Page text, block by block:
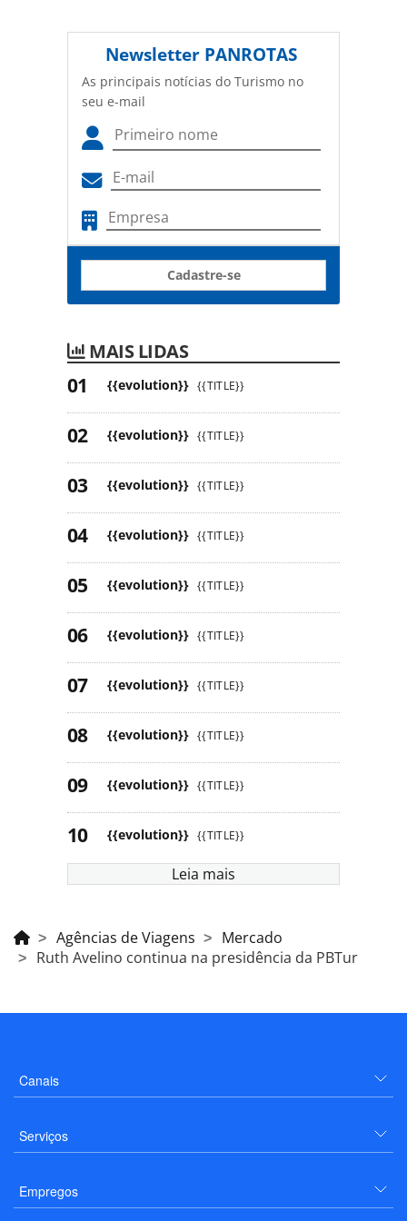
Newsletter PANROTAS
As principais notícias do Turismo no
seu e-mail
Cadastre-se
MAIS LIDAS
{{evolution}} {{TITLE}}
{{evolution}} {{TITLE}}
{{evolution}} {{TITLE}}
{{evolution}} {{TITLE}}
{{evolution}} {{TITLE}}
{{evolution}} {{TITLE}}
{{evolution}} {{TITLE}}
{{evolution}} {{TITLE}}
{{evolution}} {{TITLE}}
{{evolution}} {{TITLE}}
Leia mais
Agências de Viagens
Mercado
Ruth Avelino continua na presidência da PBTur
Canais
Serviços
Empregos